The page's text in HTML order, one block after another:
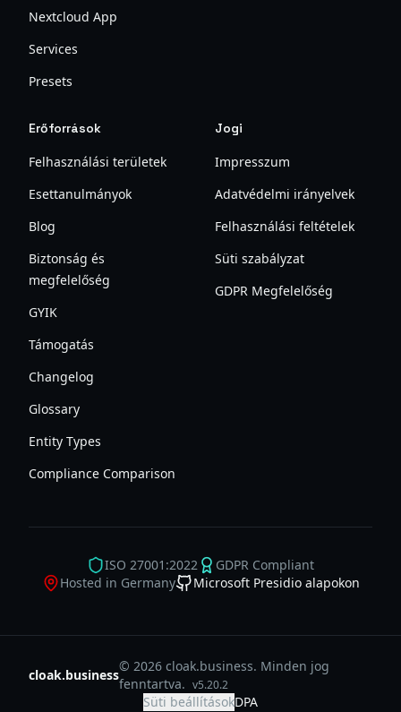
Nextcloud App
Services
Presets
Erőforrások
Felhasználási területek
Esettanulmányok
Blog
Biztonság és
megfelelőség
GYIK
Támogatás
Changelog
Glossary
Entity Types
Compliance Comparison
Jogi
Impresszum
Adatvédelmi irányelvek
Felhasználási feltételek
Süti szabályzat
GDPR Megfelelőség
ISO 27001:2022
GDPR Compliant
Hosted in Germany
Microsoft Presidio alapokon
cloak.business
© 2026 cloak.business. Minden jog
fenntartva. v5.20.2
Süti beállításokDPA